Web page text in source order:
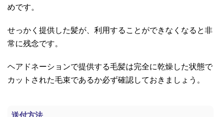
めです。
せっかく提供した髪が、利用することができなくなると非
常に残念です。
ヘアドネーションで提供する毛髪は完全に乾燥した状態で
カットされた毛束であるか必ず確認しておきましょう。